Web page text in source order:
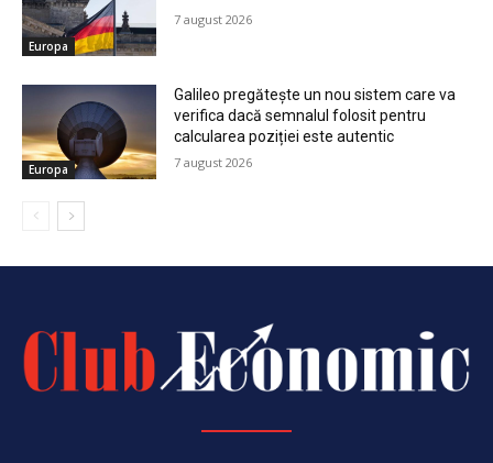
Europa
7 august 2026
Europa
Galileo pregătește un nou sistem care va
verifica dacă semnalul folosit pentru
calcularea poziției este autentic
7 august 2026